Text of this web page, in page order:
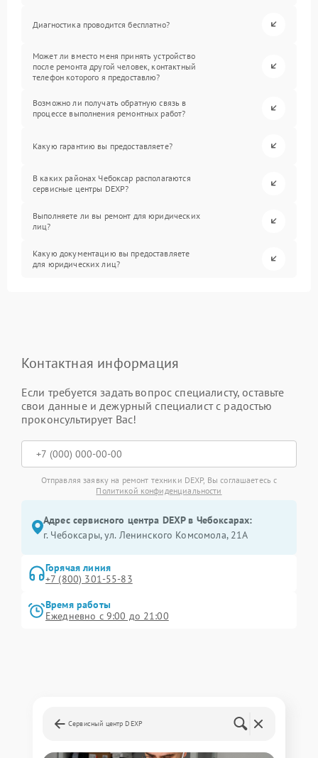
Диагностика проводится бесплатно?
Может ли вместо меня принять устройство
после ремонта другой человек, контактный
телефон которого я предоставлю?
Возможно ли получать обратную связь в
процессе выполнения ремонтных работ?
Какую гарантию вы предоставляете?
В каких районах Чебоксар располагаются
сервисные центры DEXP?
Выполняете ли вы ремонт для юридических
лиц?
Какую документацию вы предоставляете
для юридических лиц?
Контактная информация
Если требуется задать вопрос специалисту, оставьте
свои данные и дежурный специалист с радостью
проконсультирует Вас!
Отправляя заявку на ремонт техники DEXP, Вы соглашаетесь с
Политикой конфиденциальности
Адрес сервисного центра DEXP в Чебоксарах:
г. Чебоксары, ул. Ленинского Комсомола, 21А
Горячая линия
+7 (800) 301-55-83
Время работы
Ежедневно с 9:00 до 21:00
Сервисный центр DEXP